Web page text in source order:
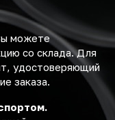
можете
со склада. Для
удостоверяющий
заказа.